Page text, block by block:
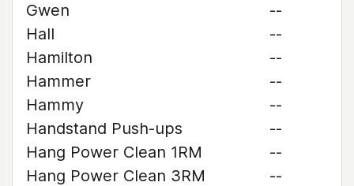
Gwen
--
Hall
--
Hamilton
--
Hammer
--
Hammy
--
Handstand Push-ups
--
Hang Power Clean 1RM
--
Hang Power Clean 3RM
--